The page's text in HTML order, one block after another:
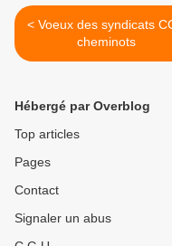
< Voeux des syndicats CGT
cheminots
Hébergé par Overblog
Top articles
Pages
Contact
Signaler un abus